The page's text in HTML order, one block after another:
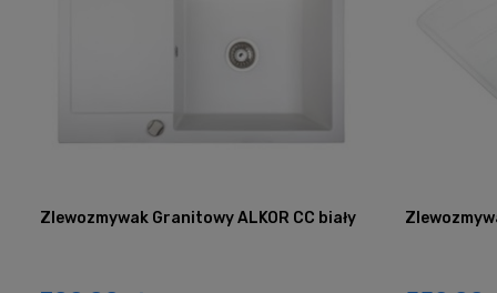
Zlewozmywak Granitowy ALKOR CC biały